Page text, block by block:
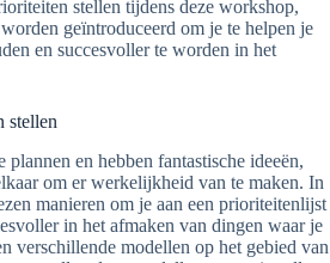
stellen tijdens deze workshop,
geïntroduceerd om je te helpen je
en succesvoller te worden in het
stellen
plannen en hebben fantastische ideeën,
om er werkelijkheid van te maken. In
manieren om je aan een prioriteitenlijst
in het afmaken van dingen waar je
verschillende modellen op het gebied van